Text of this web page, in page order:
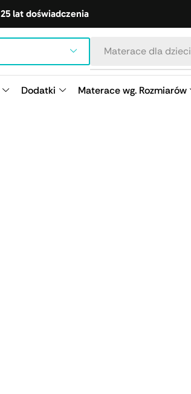
25 lat doświadczenia
Materace dla dzieci
Dodatki Materace wg. Rozmiarów